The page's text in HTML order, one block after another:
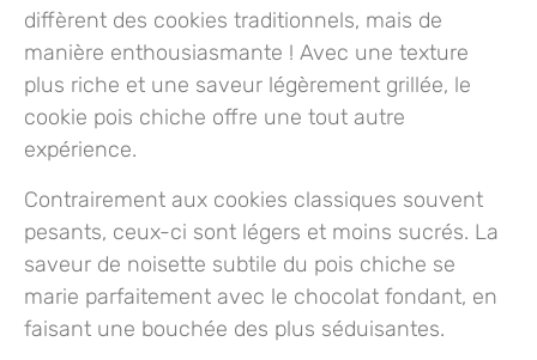
diffèrent des cookies traditionnels, mais de
manière enthousiasmante ! Avec une texture
plus riche et une saveur légèrement grillée, le
cookie pois chiche offre une tout autre
expérience.
Contrairement aux cookies classiques souvent
pesants, ceux-ci sont légers et moins sucrés. La
saveur de noisette subtile du pois chiche se
marie parfaitement avec le chocolat fondant, en
faisant une bouchée des plus séduisantes.